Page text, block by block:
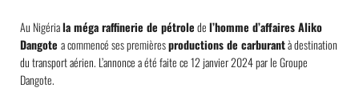
Au Nigériala méga raffinerie de pétroledel’homme d’affaires Aliko
Dangote a commencé ses premièresproductions de carburantà destination
du transport aérien. L’annonce a été faite ce 12 janvier 2024 par le Groupe
Dangote.